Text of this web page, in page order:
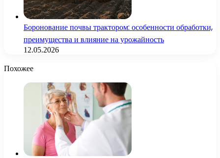
Боронование почвы трактором: особенности обработки,
преимущества и влияние на урожайность
12.05.2026
Похожее